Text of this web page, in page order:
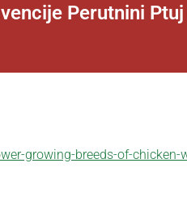
Perutnini Ptuj
growing-breeds-of-chicken-